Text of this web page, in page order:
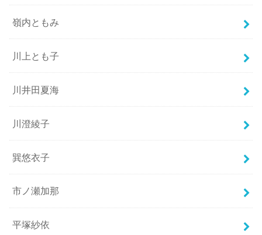
嶺内ともみ
川上とも子
川井田夏海
川澄綾子
巽悠衣子
市ノ瀬加那
平塚紗依